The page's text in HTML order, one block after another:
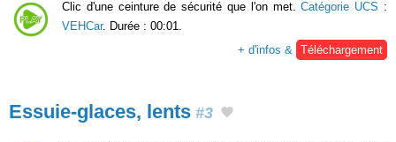
Clic d'une ceinture de sécurité que l'on met.Catégorie UCS :
VEHCar. Durée : 00:01.
+ d'infos & Téléchargement
Essuie-glaces, lents #3